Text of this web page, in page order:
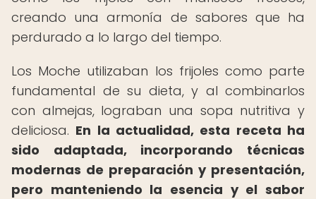
creando una armonía de sabores que ha
perdurado a lo largo del tiempo.
Los Moche utilizaban los frijoles como parte
fundamental de su dieta, y al combinarlos
con almejas, lograban una sopa nutritiva y
deliciosa. En la actualidad, esta receta ha
sido adaptada, incorporando técnicas
modernas de preparación y presentación,
pero manteniendo la esencia y el sabor